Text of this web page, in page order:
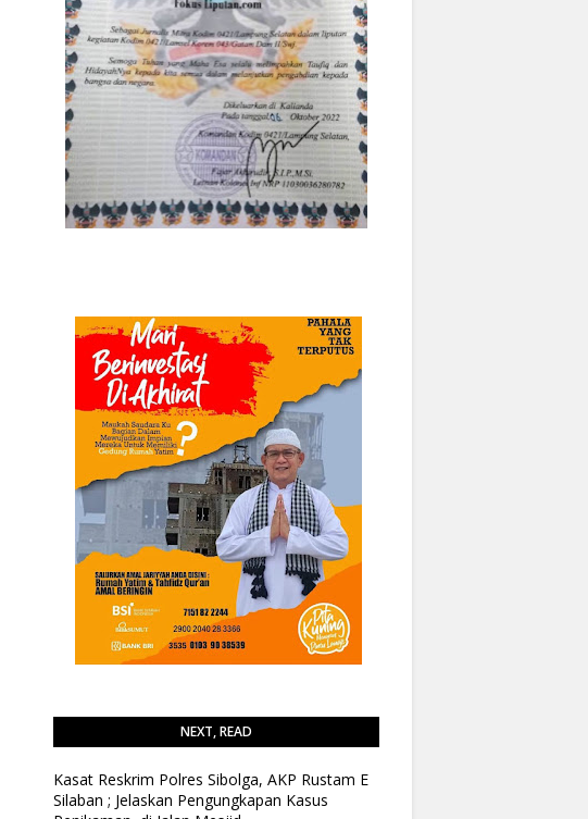
NEXT, READ
Kasat Reskrim Polres Sibolga, AKP Rustam E
Silaban ; Jelaskan Pengungkapan Kasus